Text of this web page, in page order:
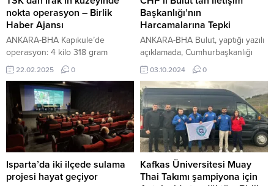
nokta operasyon – Birlik
Haber Ajansı
ANKARA-BHA Kapıkule’de
operasyon: 4 kilo 318 gram
uyuşturucu ele geçirildi Milli
Savunma Bakanlığı (MSB), Irak’ın
kuzeyindeki Gara bölgesinde
tespit edilen 5 PKK’lı teröristin
hava harekâtıyla etkisiz hale
getirildiğini duyurdu. Bakanlıktan
yapılan açıklamada, “Kahraman
Türk Silahlı Kuvvetlerimiz, Irak’ın
kuzeyindeki terör inlerini yerle bir
etmeye devam ediyor. Irak’ın
22.02.2025 0
Başkanlığı’nın
Harcamalarına Tepki
ANKARA-BHA Bulut, yaptığı yazılı
açıklamada, Cumhurbaşkanlığı
Sarayı’nın ilk 6 ayda 4 milyar 796
milyon 810 bin TL harcama
yaptığını hatırlatarak, İletişim
Başkanlığı’nın da bu harcamalarla
yarıştığını söyledi. Başkanlığın
yılın ilk çeyreğinde 1 milyar 496
milyon 755 bin TL, ikinci
çeyreğinde ise 1 milyar 83 milyon
841 bin TL harcama yaptığını...
03.10.2024 0
Isparta’da iki ilçede sulama
projesi hayat geçiyor
Kafkas Üniversitesi Muay
Thai Takımı şampiyona için